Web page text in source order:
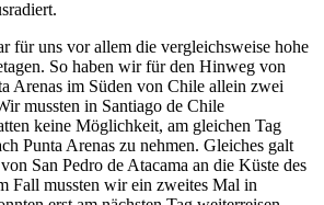
für uns vor allem die vergleichsweise hohe
So haben wir für den Hinweg von
Arenas im Süden von Chile allein zwei
mussten in Santiago de Chile
keine Möglichkeit, am gleichen Tag
Punta Arenas zu nehmen. Gleiches galt
San Pedro de Atacama an die Küste des
Fall mussten wir ein zweites Mal in